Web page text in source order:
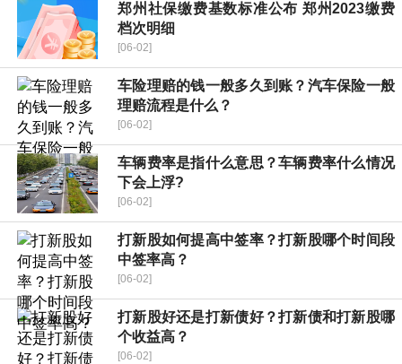
郑州社保缴费基数标准公布 郑州2023缴费
档次明细
[06-02]
车险理赔的钱一般多久到账？汽车保险一般
理赔流程是什么？
[06-02]
车辆费率是指什么意思？车辆费率什么情况
下会上浮?
[06-02]
打新股如何提高中签率？打新股哪个时间段
中签率高？
[06-02]
打新股好还是打新债好？打新债和打新股哪
个收益高？
[06-02]